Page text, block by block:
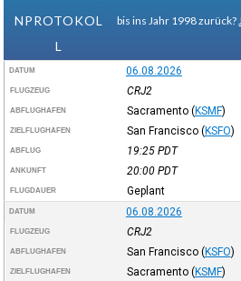
NPROTOKOL
L
bis ins Jahr 1998 zurück?
DATUM 06.08.2026
FLUGZEUG CRJ2
ABFLUGHAFEN Sacramento (KSMF)
ZIELFLUGHAFEN San Francisco (KSFO)
ABFLUG 19:25 PDT
ANKUNFT 20:00 PDT
FLUGDAUER Geplant
DATUM 06.08.2026
FLUGZEUG CRJ2
ABFLUGHAFEN San Francisco (KSFO)
ZIELFLUGHAFEN Sacramento (KSMF)